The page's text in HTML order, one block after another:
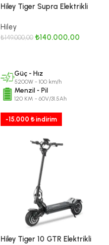
Hiley Tiger Supra Elektrikli
Menzil | 90 KM/H
Hiley
₺149.000,00 ₺140.000,00
Güç - Hız
5200W - 100 km/h
Menzil - Pil
120 KM - 60V/31.5Ah
-15.000 ₺ indirim
Hiley Tiger 10 GTR Elektrikli